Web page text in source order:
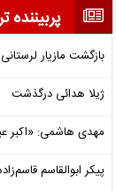
پربیننده
بازگشت مازیار
ژیلا هدائی درگذشت
مهدی هاشمی: «اکبر
پیکر ابوالقاسم